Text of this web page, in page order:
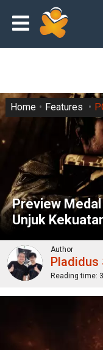
Preview
Unjuk
Home Features
Author
Pladidus
Reading time: